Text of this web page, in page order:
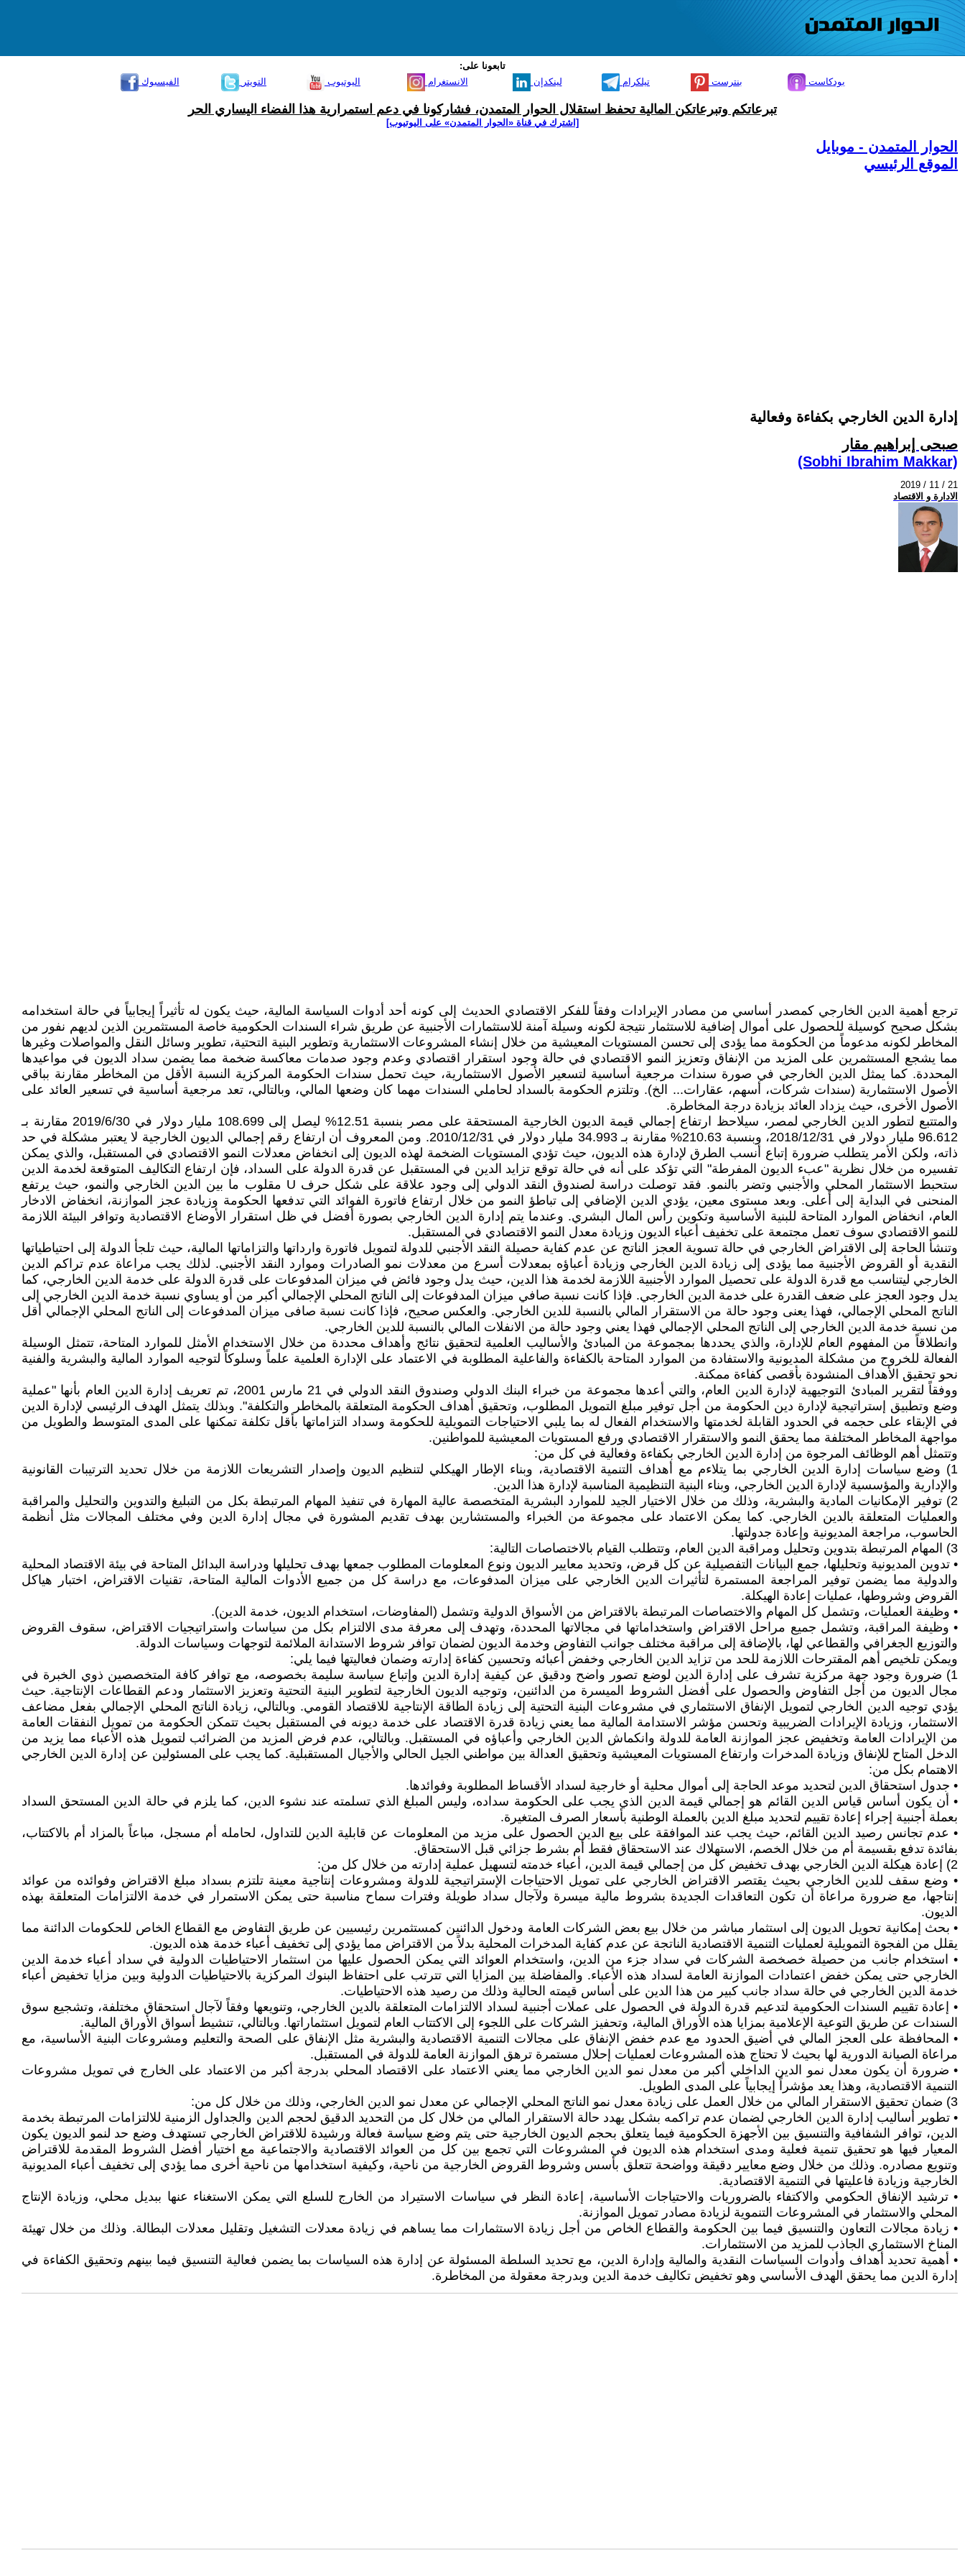
تابعونا على:
الفيسبوك
التويتر اليوتيوب الانستغرام لينكدإن تيلكرام بنترست بودكاست
تبرعاتكم وتبرعاتكن المالية تحفظ استقلال الحوار المتمدن، فشاركونا في دعم استمرارية هذا الفضاء اليساري الحر
[اشترك في قناة ‫«الحوار المتمدن» على اليوتيوب]
الحوار المتمدن - موبايل
الموقع الرئيسي
إدارة الدين الخارجي بكفاءة وفعالية
صبحى إبراهيم مقار
(Sobhi Ibrahim Makkar)
2019 / 11 / 21
الادارة و الاقتصاد
ترجع أهمية الدين الخارجي كمصدر أساسي من مصادر الإيرادات وفقاً للفكر الاقتصادي الحديث إلى كونه أحد أدوات السياسة المالية، حيث يكون له تأثيراً إيجابياً في حالة استخدامه
بشكل صحيح كوسيلة للحصول على أموال إضافية للاستثمار نتيجة لكونه وسيلة آمنة للاستثمارات الأجنبية عن طريق شراء السندات الحكومية خاصة المستثمرين الذين لديهم نفور من
المخاطر لكونه مدعوماً من الحكومة مما يؤدى إلى تحسن المستويات المعيشية من خلال إنشاء المشروعات الاستثمارية وتطوير البنية التحتية، تطوير وسائل النقل والمواصلات وغيرها
مما يشجع المستثمرين على المزيد من الإنفاق وتعزيز النمو الاقتصادي في حالة وجود استقرار اقتصادي وعدم وجود صدمات معاكسة ضخمة مما يضمن سداد الديون في مواعيدها
المحددة. كما يمثل الدين الخارجي في صورة سندات مرجعية أساسية لتسعير الأصول الاستثمارية، حيث تحمل سندات الحكومة المركزية النسبة الأقل من المخاطر مقارنة بباقي
الأصول الاستثمارية (سندات شركات، أسهم، عقارات... الخ). وتلتزم الحكومة بالسداد لحاملي السندات مهما كان وضعها المالي، وبالتالي، تعد مرجعية أساسية في تسعير العائد على
الأصول الأخرى، حيث يزداد العائد بزيادة درجة المخاطرة.
والمتتبع لتطور الدين الخارجي لمصر، سيلاحظ ارتفاع إجمالي قيمة الديون الخارجية المستحقة على مصر بنسبة 12.51% ليصل إلى 108.699 مليار دولار في 2019/6/30 مقارنة بـ
96.612 مليار دولار في 2018/12/31، وبنسبة 210.63% مقارنة بـ 34.993 مليار دولار في 2010/12/31. ومن المعروف أن ارتفاع رقم إجمالي الديون الخارجية لا يعتبر مشكلة في حد
ذاته، ولكن الأمر يتطلب ضرورة إتباع أنسب الطرق لإدارة هذه الديون، حيث تؤدي المستويات الضخمة لهذه الديون إلى انخفاض معدلات النمو الاقتصادي في المستقبل، والذي يمكن
تفسيره من خلال نظرية "عبء الديون المفرطة" التي تؤكد على أنه في حالة توقع تزايد الدين في المستقبل عن قدرة الدولة على السداد، فإن ارتفاع التكاليف المتوقعة لخدمة الدين
ستحبط الاستثمار المحلي والأجنبي وتضر بالنمو. فقد توصلت دراسة لصندوق النقد الدولي إلى وجود علاقة على شكل حرف U مقلوب ما بين الدين الخارجي والنمو، حيث يرتفع
المنحنى في البداية إلى أعلى. وبعد مستوى معين، يؤدي الدين الإضافي إلى تباطؤ النمو من خلال ارتفاع فاتورة الفوائد التي تدفعها الحكومة وزيادة عجز الموازنة، انخفاض الادخار
العام، انخفاض الموارد المتاحة للبنية الأساسية وتكوين رأس المال البشري. وعندما يتم إدارة الدين الخارجي بصورة أفضل في ظل استقرار الأوضاع الاقتصادية وتوافر البيئة اللازمة
للنمو الاقتصادي سوف تعمل مجتمعة على تخفيف أعباء الديون وزيادة معدل النمو الاقتصادي في المستقبل.
وتنشأ الحاجة إلى الاقتراض الخارجي في حالة تسوية العجز الناتج عن عدم كفاية حصيلة النقد الأجنبي للدولة لتمويل فاتورة وارداتها والتزاماتها المالية، حيث تلجأ الدولة إلى احتياطياتها
النقدية أو القروض الأجنبية مما يؤدى إلى زيادة الدين الخارجي وزيادة أعباؤه بمعدلات أسرع من معدلات نمو الصادرات وموارد النقد الأجنبي. لذلك يجب مراعاة عدم تراكم الدين
الخارجي ليتناسب مع قدرة الدولة على تحصيل الموارد الأجنبية اللازمة لخدمة هذا الدين، حيث يدل وجود فائض في ميزان المدفوعات على قدرة الدولة على خدمة الدين الخارجي، كما
يدل وجود العجز على ضعف القدرة على خدمة الدين الخارجي. فإذا كانت نسبة صافي ميزان المدفوعات إلى الناتج المحلي الإجمالي أكبر من أو يساوي نسبة خدمة الدين الخارجي إلى
الناتج المحلي الإجمالي، فهذا يعنى وجود حالة من ‏الاستقرار المالي بالنسبة للدين الخارجي. والعكس صحيح، فإذا كانت نسبة صافى ميزان المدفوعات إلى الناتج المحلي الإجمالي أقل
من نسبة خدمة الدين الخارجي إلى الناتج المحلي الإجمالي فهذا يعني وجود حالة من الانفلات المالي بالنسبة للدين الخارجي.
وانطلاقاً من المفهوم العام للإدارة، والذي يحددها بمجموعة من المبادئ والأساليب العلمية لتحقيق نتائج وأهداف محددة من خلال الاستخدام الأمثل للموارد المتاحة، تتمثل الوسيلة
الفعالة للخروج من مشكلة المديونية والاستفادة من الموارد المتاحة بالكفاءة والفاعلية المطلوبة في الاعتماد على الإدارة العلمية علماً وسلوكاً لتوجيه الموارد المالية والبشرية والفنية
نحو تحقيق الأهداف المنشودة بأقصى كفاءة ممكنة.
ووفقاً لتقرير المبادئ التوجيهية لإدارة الدين العام، والتي أعدها مجموعة من خبراء البنك الدولي وصندوق النقد الدولي في 21 مارس 2001، تم تعريف إدارة الدين العام بأنها "عملية
وضع وتطبيق إستراتيجية لإدارة دين الحكومة من أجل توفير مبلغ التمويل المطلوب، وتحقيق أهداف الحكومة المتعلقة بالمخاطر والتكلفة". وبذلك يتمثل الهدف الرئيسي لإدارة الدين
في الإبقاء على حجمه في الحدود القابلة لخدمتها والاستخدام الفعال له بما يلبي الاحتياجات التمويلية للحكومة وسداد التزاماتها بأقل تكلفة تمكنها على المدى المتوسط والطويل من
مواجهة المخاطر المختلفة مما يحقق النمو والاستقرار الاقتصادي ورفع المستويات المعيشية للمواطنين.
وتتمثل أهم الوظائف المرجوة من إدارة الدين الخارجي بكفاءة وفعالية في كل من:
1) وضع سياسات إدارة الدين الخارجي بما يتلاءم مع أهداف التنمية الاقتصادية، وبناء الإطار الهيكلي لتنظيم الديون وإصدار التشريعات اللازمة من خلال تحديد الترتيبات القانونية
والإدارية والمؤسسية لإدارة الدين الخارجي، وبناء البنية التنظيمية المناسبة لإدارة هذا الدين.
2) توفير الإمكانيات المادية والبشرية، وذلك من خلال الاختيار الجيد للموارد البشرية المتخصصة عالية المهارة في تنفيذ المهام المرتبطة بكل من التبليغ والتدوين والتحليل والمراقبة
والعمليات المتعلقة بالدين الخارجي. كما يمكن الاعتماد على مجموعة من الخبراء والمستشارين بهدف تقديم المشورة في مجال إدارة الدين وفي مختلف المجالات مثل أنظمة
الحاسوب، مراجعة المديونية وإعادة جدولتها.
3) المهام المرتبطة بتدوين وتحليل ومراقبة الدين العام، وتتطلب القيام بالاختصاصات التالية:
• تدوين المديونية وتحليلها، جمع البيانات التفصيلية عن كل قرض، وتحديد معايير الديون ونوع المعلومات المطلوب جمعها بهدف تحليلها ودراسة البدائل المتاحة في بيئة الاقتصاد المحلية
والدولية مما يضمن توفير المراجعة المستمرة لتأثيرات الدين الخارجي على ميزان المدفوعات، مع دراسة كل من جميع الأدوات المالية المتاحة، تقنيات الاقتراض، اختبار هياكل
القروض وشروطها، عمليات إعادة الهيكلة.
• وظيفة العمليات، وتشمل كل المهام والاختصاصات المرتبطة بالاقتراض من الأسواق الدولية وتشمل (المفاوضات، استخدام الديون، خدمة الدين).
• وظيفة المراقبة، وتشمل جميع مراحل الاقتراض واستخداماتها في مجالاتها المحددة، وتهدف إلى معرفة مدى الالتزام بكل من سياسات واستراتيجيات الاقتراض، سقوف القروض
والتوزيع الجغرافي والقطاعي لها، بالإضافة إلى مراقبة مختلف جوانب التفاوض وخدمة الديون لضمان توافر شروط الاستدانة الملائمة لتوجهات وسياسات الدولة.
ويمكن تلخيص أهم المقترحات اللازمة للحد من تزايد الدين الخارجي وخفض أعبائه وتحسين كفاءة إدارته وضمان فعاليتها فيما يلي:
1) ضرورة وجود جهة مركزية تشرف على إدارة الدين لوضع تصور واضح ودقيق عن كيفية إدارة الدين وإتباع سياسة سليمة بخصوصه، مع توافر كافة المتخصصين ذوي الخبرة في
مجال الديون من أجل التفاوض والحصول على أفضل الشروط الميسرة من الدائنين، وتوجيه الديون الخارجية لتطوير البنية التحتية وتعزيز الاستثمار ودعم القطاعات الإنتاجية. حيث
يؤدي توجيه الدين الخارجي لتمويل الإنفاق الاستثماري في مشروعات البنية التحتية إلى زيادة الطاقة الإنتاجية للاقتصاد القومي. وبالتالي، زيادة الناتج المحلي الإجمالي بفعل مضاعف
الاستثمار، وزيادة الإيرادات الضريبية وتحسن مؤشر الاستدامة المالية مما يعني زيادة قدرة الاقتصاد على خدمة ديونه في المستقبل بحيث تتمكن الحكومة من تمويل النفقات العامة
من الإيرادات العامة وتخفيض عجز الموازنة العامة للدولة وانكماش الدين الخارجي وأعباؤه في المستقبل. وبالتالي، عدم فرض المزيد من الضرائب لتمويل هذه الأعباء مما يزيد من
الدخل المتاح للإنفاق وزيادة المدخرات وارتفاع المستويات المعيشية وتحقيق العدالة بين مواطني الجيل الحالي والأجيال المستقبلية. كما يجب على المسئولين عن إدارة الدين الخارجي
الاهتمام بكل من:
• جدول استحقاق الدين لتحديد موعد الحاجة إلى أموال محلية أو خارجية لسداد الأقساط المطلوبة وفوائدها.
• أن يكون أساس قياس الدين القائم هو إجمالي قيمة الدين الذي يجب على الحكومة سداده، وليس المبلغ الذي تسلمته عند نشوء الدين، كما يلزم في حالة الدين المستحق السداد
بعملة أجنبية إجراء إعادة تقييم لتحديد مبلغ الدين بالعملة الوطنية بأسعار الصرف المتغيرة.
• عدم تجانس رصيد الدين القائم، حيث يجب عند الموافقة على بيع الدين الحصول على مزيد من المعلومات عن قابلية الدين للتداول، لحامله أم مسجل، مباعاً بالمزاد أم بالاكتتاب،
بفائدة تدفع بقسيمة أم من خلال الخصم، الاستهلاك عند الاستحقاق فقط أم بشرط جزائي قبل الاستحقاق.
2) إعادة هيكلة الدين الخارجي بهدف تخفيض كل من إجمالي قيمة الدين، أعباء خدمته لتسهيل عملية إدارته من خلال كل من:
• وضع سقف للدين الخارجي بحيث يقتصر الاقتراض الخارجي على تمويل الاحتياجات الإستراتيجية للدولة ومشروعات إنتاجية معينة تلتزم بسداد مبلغ الاقتراض وفوائده من عوائد
إنتاجها، مع ضرورة مراعاة أن تكون التعاقدات الجديدة بشروط مالية ميسرة ولآجال سداد طويلة وفترات سماح مناسبة حتى يمكن الاستمرار في خدمة الالتزامات المتعلقة بهذه
الديون.
• بحث إمكانية تحويل الديون إلى استثمار مباشر من خلال بيع بعض الشركات العامة ودخول الدائنين كمستثمرين رئيسيين عن طريق التفاوض مع القطاع الخاص للحكومات الدائنة مما
يقلل من الفجوة التمويلية لعمليات التنمية الاقتصادية الناتجة عن عدم كفاية المدخرات المحلية بدلاً من الاقتراض مما يؤدي إلى تخفيف أعباء خدمة هذه الديون.
• استخدام جانب من حصيلة خصخصة الشركات في سداد جزء من الدين، واستخدام العوائد التي يمكن الحصول عليها من استثمار الاحتياطيات الدولية في سداد أعباء خدمة الدين
الخارجي حتى يمكن خفض اعتمادات الموازنة العامة لسداد هذه الأعباء. والمفاضلة بين المزايا التي تترتب على احتفاظ البنوك المركزية بالاحتياطيات الدولية وبين مزايا تخفيض أعباء
خدمة الدين الخارجي في حالة سداد جانب كبير من هذا الدين على أساس قيمته الحالية وذلك من رصيد هذه الاحتياطيات.
• إعادة تقييم السندات الحكومية لتدعيم قدرة الدولة في الحصول على عملات أجنبية لسداد الالتزامات المتعلقة بالدين الخارجي، وتنويعها وفقاً لآجال استحقاق مختلفة، وتشجيع سوق
السندات عن طريق التوعية الإعلامية بمزايا هذه الأوراق المالية، وتحفيز الشركات على اللجوء إلى الاكتتاب العام لتمويل استثماراتها. وبالتالي، تنشيط أسواق الأوراق المالية.
• المحافظة على العجز المالي في أضيق الحدود مع عدم خفض الإنفاق على مجالات التنمية الاقتصادية والبشرية مثل الإنفاق على الصحة والتعليم ومشروعات البنية الأساسية، مع
مراعاة الصيانة الدورية لها بحيث لا تحتاج هذه المشروعات لعمليات إحلال مستمرة ترهق الموازنة العامة للدولة في المستقبل.
• ضرورة أن يكون معدل نمو الدين الداخلي أكبر من معدل نمو الدين الخارجي مما يعني الاعتماد على الاقتصاد المحلي بدرجة أكبر من الاعتماد على الخارج في تمويل مشروعات
التنمية الاقتصادية، وهذا يعد مؤشراً إيجابياً على المدى الطويل.
3) ضمان تحقيق الاستقرار المالي من خلال العمل على زيادة معدل نمو الناتج المحلي الإجمالي عن معدل نمو الدين الخارجي، وذلك من خلال كل من:
• تطوير أساليب إدارة الدين الخارجي لضمان عدم تراكمه بشكل يهدد حالة الاستقرار المالي من خلال كل من التحديد الدقيق لحجم الدين والجداول الزمنية للالتزامات المرتبطة بخدمة
الدين، توافر الشفافية والتنسيق بين الأجهزة الحكومية فيما يتعلق بحجم الديون الخارجية حتى يتم وضع سياسة فعالة ورشيدة للاقتراض الخارجي تستهدف وضع حد لنمو الديون يكون
المعيار فيها هو تحقيق تنمية فعلية ومدى استخدام هذه الديون في المشروعات التي تجمع بين كل من العوائد الاقتصادية والاجتماعية مع اختيار أفضل الشروط المقدمة للاقتراض
وتنويع مصادره. وذلك من خلال وضع معايير دقيقة وواضحة تتعلق بأسس وشروط القروض الخارجية من ناحية، وكيفية استخدامها من ناحية أخرى مما يؤدي إلى تخفيف أعباء المديونية
الخارجية وزيادة فاعليتها في التنمية الاقتصادية.
• ترشيد الإنفاق الحكومي والاكتفاء بالضروريات والاحتياجات الأساسية، إعادة النظر في سياسات الاستيراد من الخارج للسلع التي يمكن الاستغناء عنها ببديل محلي، وزيادة الإنتاج
المحلي والاستثمار في المشروعات التنموية لزيادة مصادر تمويل الموازنة.
• زيادة مجالات التعاون والتنسيق فيما بين الحكومة والقطاع الخاص من أجل زيادة الاستثمارات مما يساهم في زيادة معدلات التشغيل وتقليل معدلات البطالة. وذلك من خلال تهيئة
المناخ الاستثماري الجاذب للمزيد من الاستثمارات.
• أهمية تحديد أهداف وأدوات السياسات النقدية والمالية وإدارة الدين، مع تحديد السلطة المسئولة عن إدارة هذه السياسات بما يضمن فعالية التنسيق فيما بينهم وتحقيق الكفاءة في
إدارة الدين مما يحقق الهدف الأساسي وهو تخفيض تكاليف خدمة الدين وبدرجة معقولة من المخاطرة.